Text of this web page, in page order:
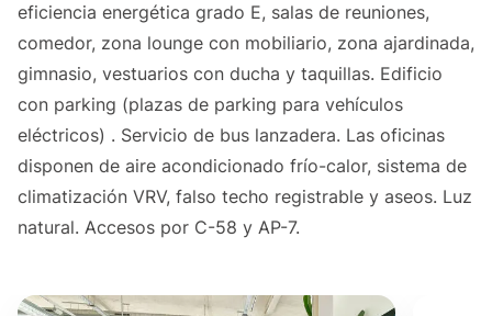
eficiencia energética grado E, salas de reuniones,
comedor, zona lounge con mobiliario, zona ajardinada,
gimnasio, vestuarios con ducha y taquillas. Edificio
con parking (plazas de parking para vehículos
eléctricos) . Servicio de bus lanzadera. Las oficinas
disponen de aire acondicionado frío-calor, sistema de
climatización VRV, falso techo registrable y aseos. Luz
natural. Accesos por C-58 y AP-7.